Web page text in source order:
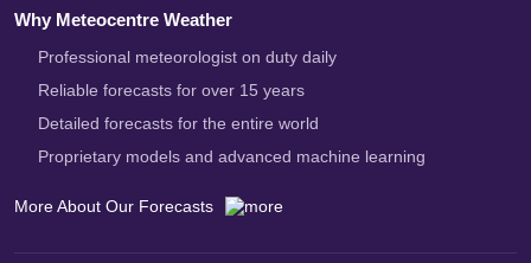
Why Meteocentre Weather
Professional meteorologist on duty daily
Reliable forecasts for over 15 years
Detailed forecasts for the entire world
Proprietary models and advanced machine learning
More About Our Forecasts